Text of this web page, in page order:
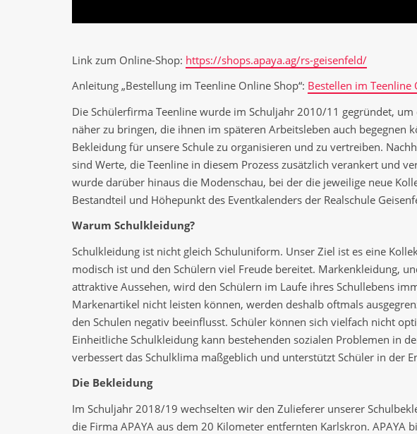
Link zum Online-Shop: https://shops.apaya.ag/rs-geisenfeld/
Anleitung „Bestellung im Teenline Online Shop“: Bestellen im Teenline
Die Schülerfirma Teenline wurde im Schuljahr 2010/11 gegründet,
näher zu bringen, die ihnen im späteren Arbeitsleben auch begegnen
Bekleidung für unsere Schule zu organisieren und zu vertreiben.
sind Werte, die Teenline in diesem Prozess zusätzlich verankert und
wurde darüber hinaus die Modenschau, bei der die jeweilige neue
Bestandteil und Höhepunkt des Eventkalenders der Realschule
Warum Schulkleidung?
Schulkleidung ist nicht gleich Schuluniform. Unser Ziel ist es eine
modisch ist und den Schülern viel Freude bereitet. Markenkleidung,
attraktive Aussehen, wird den Schülern im Laufe ihres Schullebens
Markenartikel nicht leisten können, werden deshalb oftmals
den Schulen negativ beeinflusst. Schüler können sich vielfach nicht
Einheitliche Schulkleidung kann bestehenden sozialen Problemen in
verbessert das Schulklima maßgeblich und unterstützt Schüler in der
Die Bekleidung
Im Schuljahr 2018/19 wechselten wir den Zulieferer unserer
die Firma APAYA aus dem 20 Kilometer entfernten Karlskron. APAYA